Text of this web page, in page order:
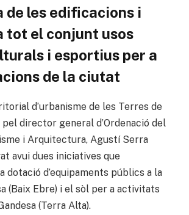
de les edificacions i
tot el conjunt usos
i esportius per a
de la ciutat
d’urbanisme de les Terres de
pel director general d’Ordenació del
i Arquitectura, Agustí Serra
avui dues iniciatives que
dotació d’equipaments públics a la
(Baix Ebre) i el sòl per a activitats
(Terra Alta).